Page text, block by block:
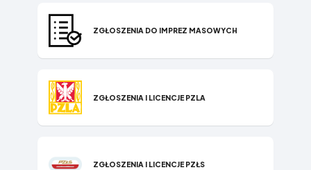
ZGŁOSZENIA DO IMPREZ MASOWYCH
ZGŁOSZENIA I LICENCJE PZLA
ZGŁOSZENIA I LICENCJE PZŁS